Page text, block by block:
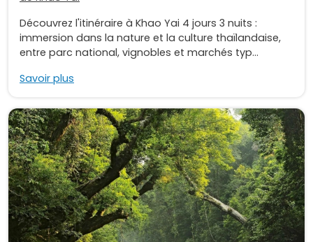
Découvrez l'itinéraire à Khao Yai 4 jours 3 nuits :
immersion dans la nature et la culture thaïlandaise,
entre parc national, vignobles et marchés typ...
Savoir plus